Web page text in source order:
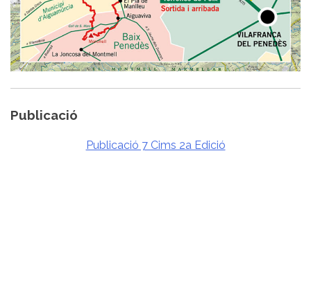
Publicació
Publicació 7 Cims 2a Edició